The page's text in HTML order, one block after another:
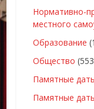
Нормативно-
местного
Образование
Общество
Памятные
Памятные